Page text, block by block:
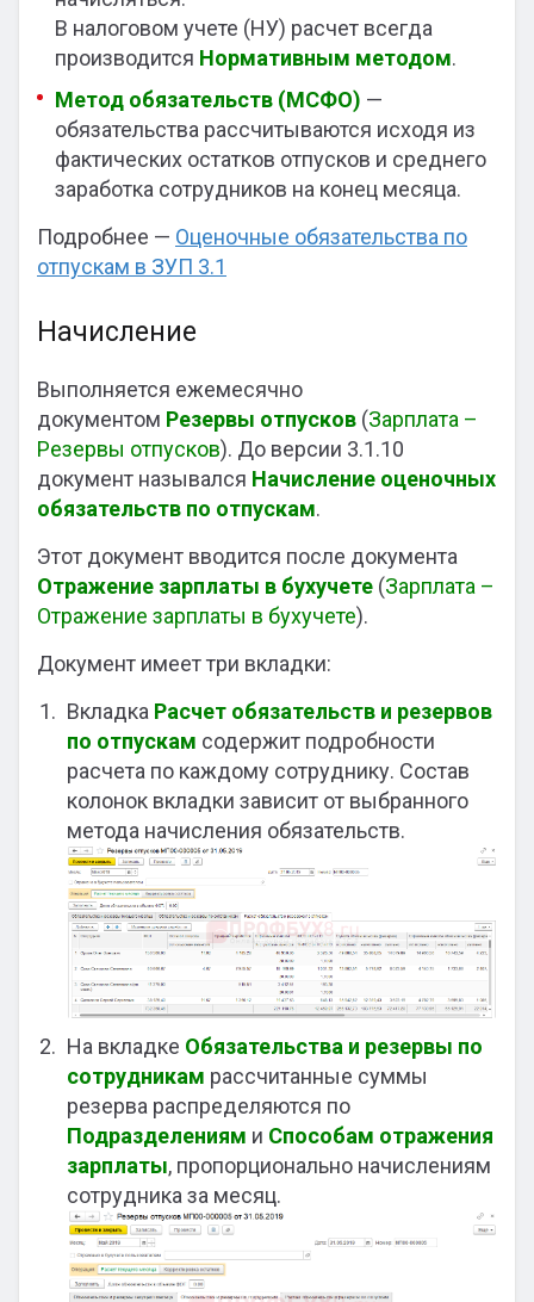
В налоговом учете (НУ) расчет всегда
производится Нормативным методом.
Метод обязательств (МСФО) —
обязательства рассчитываются исходя из
фактических остатков отпусков и среднего
заработка сотрудников на конец месяца.
Подробнее — Оценочные обязательства по
отпускам в ЗУП 3.1
Начисление
Выполняется ежемесячно
документом Резервы отпусков (Зарплата –
Резервы отпусков). До версии 3.1.10
документ назывался Начисление оценочных
обязательств по отпускам.
Этот документ вводится после документа
Отражение зарплаты в бухучете (Зарплата –
Отражение зарплаты в бухучете).
Документ имеет три вкладки:
Вкладка Расчет обязательств и резервов
по отпускам содержит подробности
расчета по каждому сотруднику. Состав
колонок вкладки зависит от выбранного
метода начисления обязательств.
На вкладке Обязательства и резервы по
сотрудникам рассчитанные суммы
резерва распределяются по
Подразделениям и Способам отражения
зарплаты, пропорционально начислениям
сотрудника за месяц.